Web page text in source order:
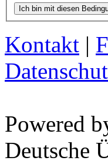
Kontakt |
Powered
Deutsche